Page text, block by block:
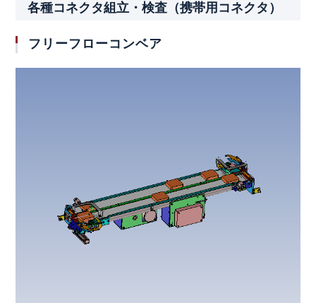
CADデータ
動画一覧
Language
トピックス
各種コネクタ組立・検査（携帯用コネクタ）
フリーフローコンベア